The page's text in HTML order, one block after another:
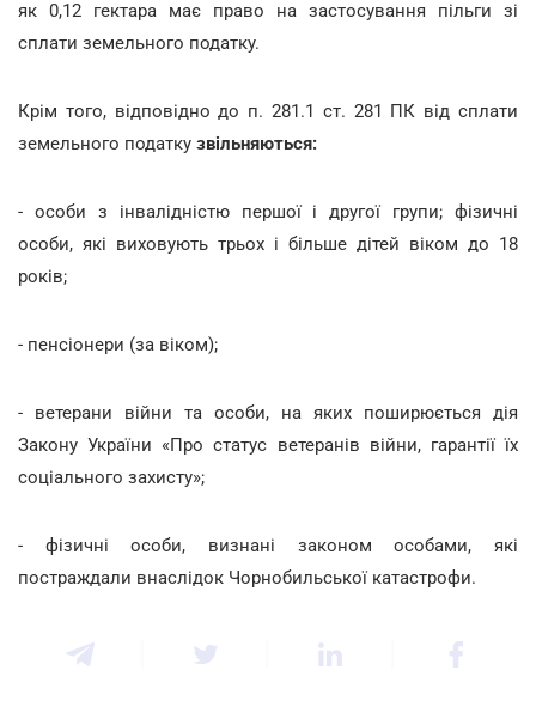
як 0,12 гектара має право на застосування пільги зі
сплати земельного податку.
Крім того, відповідно до п. 281.1 ст. 281 ПК від сплати
земельного податку звільняються:
- особи з інвалідністю першої і другої групи; фізичні
особи, які виховують трьох і більше дітей віком до 18
років;
- пенсіонери (за віком);
- ветерани війни та особи, на яких поширюється дія
Закону України «Про статус ветеранів війни, гарантії їх
соціального захисту»;
- фізичні особи, визнані законом особами, які
постраждали внаслідок Чорнобильської катастрофи.